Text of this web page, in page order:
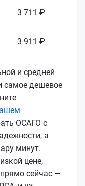
3 711 ₽
3 911 ₽
и средней
самое дешевое
ОСАГО с
а
минут.
цене,
прямо сейчас —